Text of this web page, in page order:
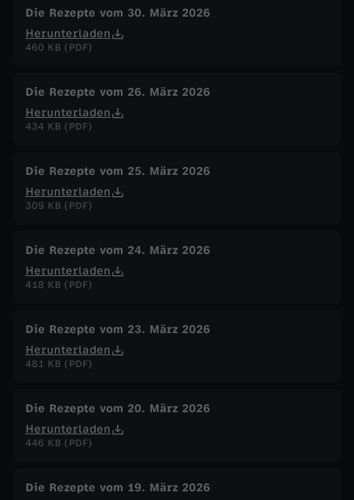
Die Rezepte vom 30. März 2026
Herunterladen
460 KB (PDF)
Die Rezepte vom 26. März 2026
Herunterladen
434 KB (PDF)
Die Rezepte vom 25. März 2026
Herunterladen
309 KB (PDF)
Die Rezepte vom 24. März 2026
Herunterladen
418 KB (PDF)
Die Rezepte vom 23. März 2026
Herunterladen
481 KB (PDF)
Die Rezepte vom 20. März 2026
Herunterladen
446 KB (PDF)
Die Rezepte vom 19. März 2026